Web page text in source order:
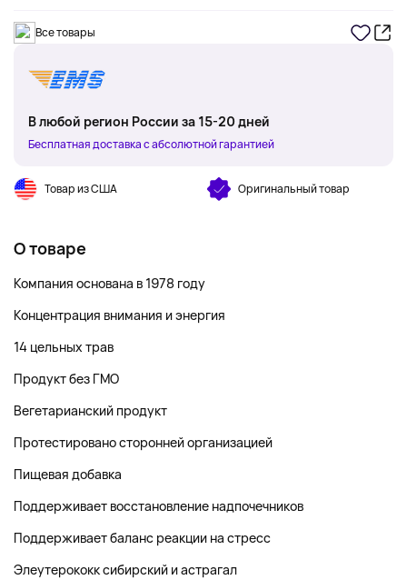
Все товары
В любой регион России за 15-20 дней
Бесплатная доставка с абсолютной гарантией
Товар из США Оригинальный товар
О товаре
Компания основана в 1978 году
Концентрация внимания и энергия
14 цельных трав
Продукт без ГМО
Вегетарианский продукт
Протестировано сторонней организацией
Пищевая добавка
Поддерживает восстановление надпочечников
Поддерживает баланс реакции на стресс
Элеутерококк сибирский и астрагал